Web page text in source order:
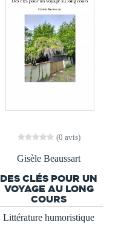
(0 avis)
Gisèle Beaussart
DES CLÉS POUR UN
VOYAGE AU LONG
COURS
Littérature humoristique